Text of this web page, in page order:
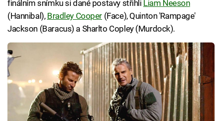
finálním snímku si dané postavy střihli Liam Neeson
(Hannibal), Bradley Cooper (Face), Quinton 'Rampage'
Jackson (Baracus) a Sharlto Copley (Murdock).